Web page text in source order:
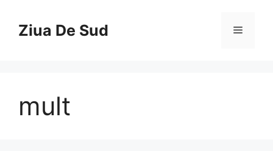
contentZiua De Sud Menu
mult